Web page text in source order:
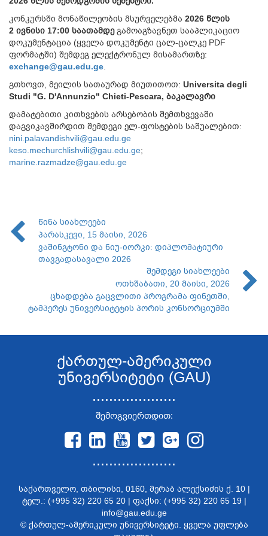
კონკურსში მონაწილეობის მსურველებმა 2026 წლის
2 ივნისი 17:00 საათამდეგამოაგზავნეთ სააპლიკაციო
დოკუმენტაცია (ყველა დოკუმენტი ცალ-ცალკე PDF
ფორმატში) შემდეგ ელექტრონულ მისამართზე:
exchange@gau.edu.ge
გთხოვთ, მეილის სათაურად მიუთითოთ: Universita degli
Studi "G. D'Annunzio" Chieti-Pescara, ბაკალავრი
დამატებითი კითხვების არსებობის შემთხვევაში
დაგვიკავშირდით შემდეგი ელ-ფოსტების საშუალებით:
nini.palavandishvili@gau.edu.ge
keso.mechurchlishvili@gau.edu.ge;
marine.razmadze@gau.edu.ge
წინა სიახლეები
პარასკევი, 15 მაისი, 2026
ვაშინგტონი და ნიუ-იორკი: დიპლომატიური
თავგადასავალი 2026
შემდეგი სიახლეები
ოთხშაბათი, 20 მაისი, 2026
ცხადდება გაცვლითი პროგრამა ფინეთში,
ტამპერეს უნივერსიტეტის პორის კონსორციუმში
ქართულ-ამერიკული
უნივერსიტეტი (GAU)
....................
შემოგვიერთდით:
....................
საქართველო, თბილისი, 0160, მერაბ ალექსიძის ქ. 10 |
ტელ.: (+995 32) 220 65 20 | ფაქსი: (+995 32) 220 65 19 |
info@gau.edu.ge
© ქართულ-ამერიკული უნივერსიტეტი. ყველა უფლება